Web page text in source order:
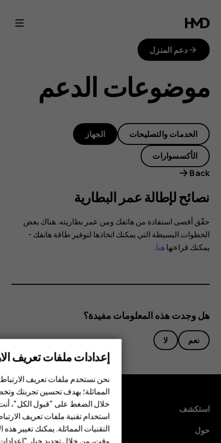
نصائح
لإطالة
عمر
البطارية
الهواتف المميزة
الأكسسوارات
HMD Terra M
دعم المنزل
موضوعات الدعم
الخدمات والتصليحات الجهاز
الأكسسوارات
Back
نصائح لإطالة عمر البطارية
حقّق أقصى استفادة من هاتفك ومن عمر بطاريته. هناك بعض
الخطوات البسيطة التي يمكنك اتخاذها لتوفير طاقة هاتفك -
يمكنك قراءتهاهنا.
هل وجدت هذه المعلومات مفيدة؟
نعم لا
استكشف
حول
إعدادات ملفات تعريف
نحن نستخدم ملفات تعريف
المماثلة؛ بهدف تحسين تجربتك
خلال الضغط على "قبول الكل"،
استخدام تقنية ملفات تعريف
التقنيات المماثلة. يمكنك تغيير
وقت، من خلال تحديد خيار